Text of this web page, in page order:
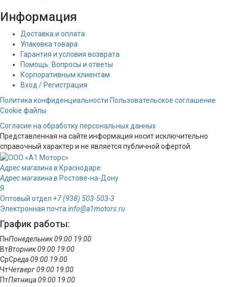
Информация
Доставка и оплата
Упаковка товара
Гарантия и условия возврата
Помощь. Вопросы и ответы
Корпоративным клиентам
Вход / Регистрация
Политика конфиденциальности Пользовательское соглашение
Cookie файлы
Согласие на обработку персональных данных
Представленная на сайте информация носит исключительно
справочный характер и не является публичной офертой.
Адрес магазина в Краснодаре
Адрес магазина в Ростове-на-Дону
Я
Оптовый отдел +7 (938) 503-503-3
Электронная почта info@a1motors.ru
График работы:
ПнПонедельник09:00 19:00
ВтВторник09:00 19:00
СрСреда09:00 19:00
ЧтЧетверг09:00 19:00
ПтПятница09:00 19:00